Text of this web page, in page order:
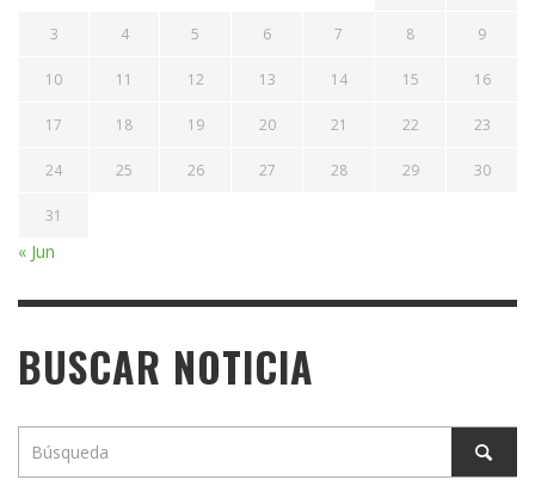
3 4 5 6 7 8 9
10 11 12 13 14 15 16
17 18 19 20 21 22 23
24 25 26 27 28 29 30
31
« Jun
BUSCAR NOTICIA